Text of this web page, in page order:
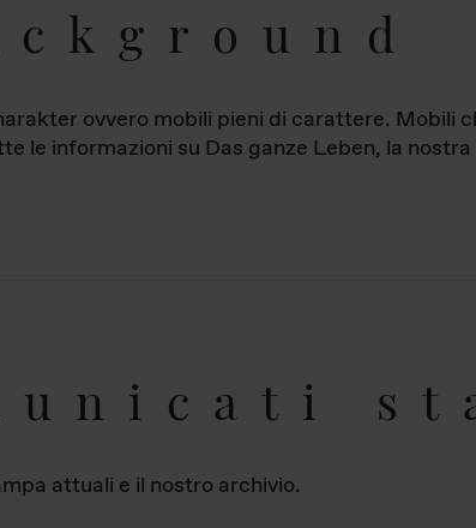
ovvero mobili pieni di carattere. Mobili
le informazioni su Das ganze Leben, la
attuali e il nostro archivio.